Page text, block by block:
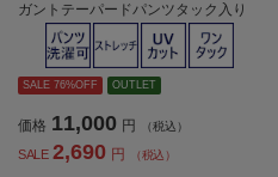
ガントテーパードパンツタック入り
ストレッチ無地SOFFICE【レディー
SALE 76%OFF OUTLET
価格 11,000 円 （税込）
SALE 2,690 円 （税込）